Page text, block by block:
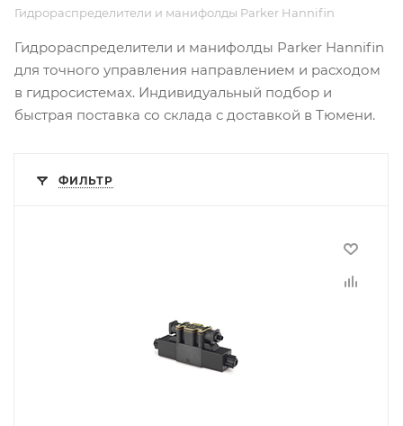
Гидрораспределители и манифолды Parker Hannifin
Гидрораспределители и манифолды Parker Hannifin
для точного управления направлением и расходом
в гидросистемах. Индивидуальный подбор и
быстрая поставка со склада с доставкой в Тюмени.
ФИЛЬТР